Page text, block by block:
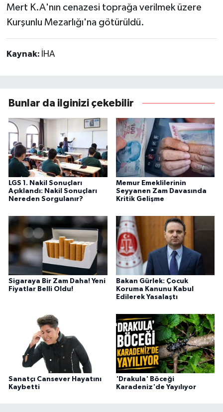
Mert K.A'nın cenazesi toprağa verilmek üzere
Kurşunlu Mezarlığı'na götürüldü.
Kaynak: İHA
Bunlar da ilginizi çekebilir
LGS 1. Nakil Sonuçları
Açıklandı: Nakil Sonuçları
Nereden Sorgulanır?
Memur Emeklilerinin
Seyyanen Zam Davasında
Kritik Gelişme
Sigaraya Bir Zam Daha! Yeni
Fiyatlar Belli Oldu!
Bakan Gürlek: Çocuk
Koruma Kanunu Kabul
Edilerek Yasalaştı
Sanatçı Cansever Hayatını
Kaybetti
'Drakula' Böceği
Karadeniz'de Yayılıyor